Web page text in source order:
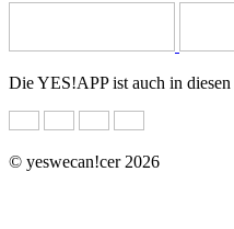
Die YES!APP ist auch in
© yeswecan!cer 2026